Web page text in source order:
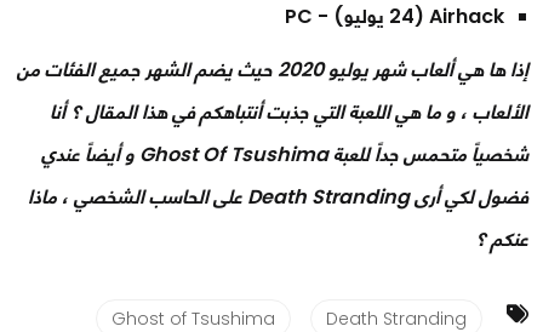
Airhack (24 يوليو) - PC
إذا ها هي ألعاب شهر يوليو 2020 حيث يضم الشهر جميع الفئات من
الألعاب ، و ما هي اللعبة التي جذبت أنتباهكم في هذا المقال ؟ أنا
شخصياً متحمس جداً للعبة Ghost Of Tsushima و أيضاً عندي
فضول لكي أرى Death Stranding على الحاسب الشخصي ، ماذا
عنكم ؟
Death Stranding
Ghost of Tsushima